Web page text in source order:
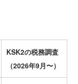
KSK2の税務調査
（2026年9月〜）